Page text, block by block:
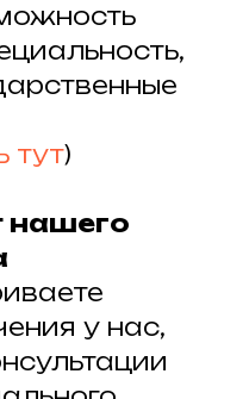
тут)
нашего
у нас,